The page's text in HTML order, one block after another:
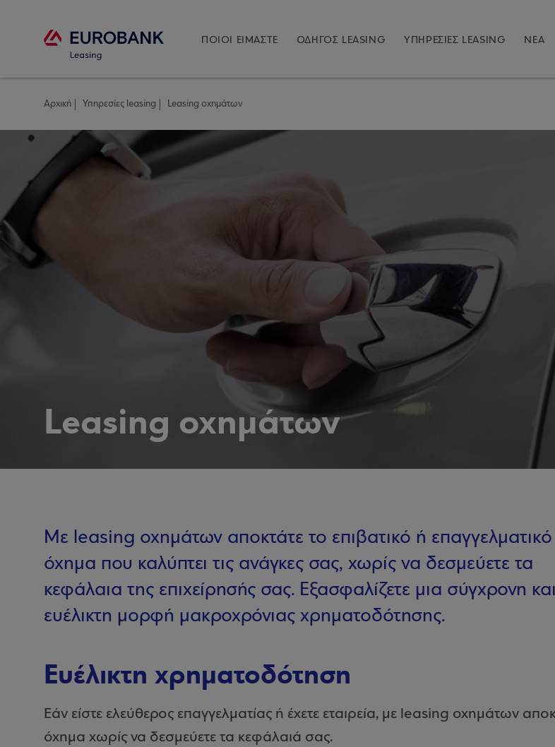
ΠΟΙΟΙ ΕΙΜΑΣΤΕ ΟΔΗΓΟΣ LEASING ΥΠΗΡΕΣΙΕΣ LEASING ΝΕΑ
Αρχική Υπηρεσίες leasing Leasing οχημάτων
Leasing οχημάτων
Με leasing οχημάτων αποκτάτε το επιβατικό ή επαγγελματικό
όχημα που καλύπτει τις ανάγκες σας, χωρίς να δεσμεύετε τα
κεφάλαια της επιχείρησής σας. Εξασφαλίζετε μια σύγχρονη και
ευέλικτη μορφή μακροχρόνιας χρηματοδότησης.
Ευέλικτη χρηματοδότηση
Εάν είστε ελεύθερος επαγγελματίας ή έχετε εταιρεία, με leasing οχημάτων
όχημα χωρίς να δεσμεύετε τα κεφάλαιά σας.